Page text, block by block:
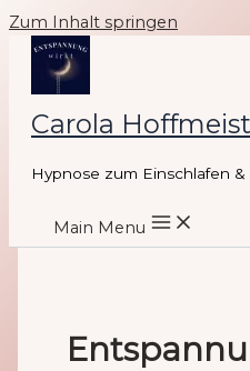
Zum Inhalt springen
Carola
Hypnose zum Einschlafen
Main Menu